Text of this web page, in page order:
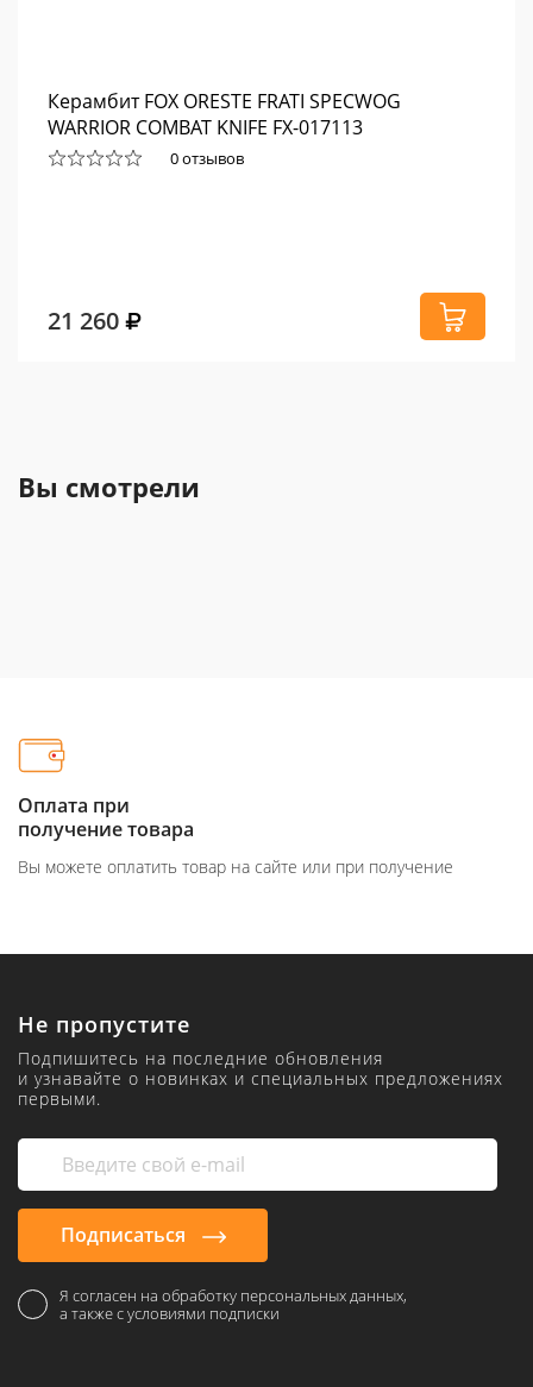
Керамбит FOX ORESTE FRATI SPECWOG
WARRIOR COMBAT KNIFE FX-017113
0 отзывов
21 260
Вы смотрели
или при получение Просто и быстро, никаких
Не пропустите
Подпишитесь на последние обновления
и узнавайте о новинках и специальных предложениях
первыми.
Подписаться
Я согласен на обработку персональных данных,
а также с условиями подписки